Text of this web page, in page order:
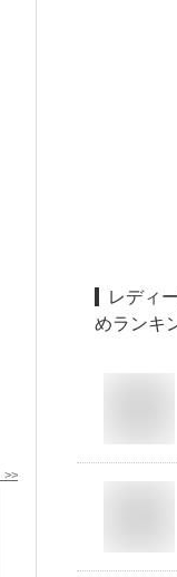
>>
レディ
めランキ